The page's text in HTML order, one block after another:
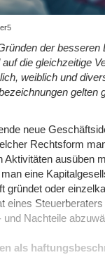
der besseren
die gleichzeitige
weiblich und
gelten
neue
Rechtsform
Aktivitäten ausüben
eine
gründet oder
eines
und Nachteile
als